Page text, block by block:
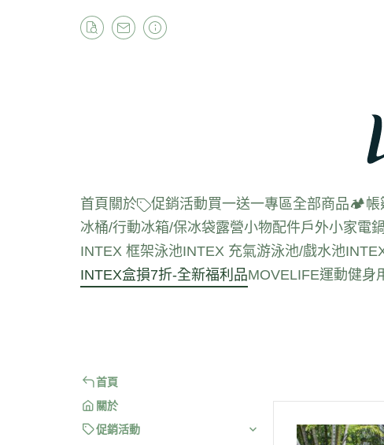
首頁 關於 促銷活動買一送一專區全部商品🏕️帳
冰桶/行動冰箱/保冰袋露營小物配件戶外小家電
INTEX 框架泳池INTEX 充氣游泳池/戲水池
INTEX盒損7折-全新福利品MOVELIFE運動健身
首頁
關於
促銷活動